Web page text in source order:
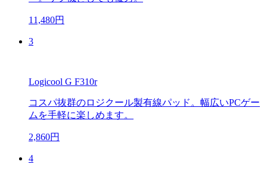
11,480円
3
Logicool G F310r
コスパ抜群のロジクール製有線パッド。幅広いPCゲー
ムを手軽に楽しめます。
2,860円
4